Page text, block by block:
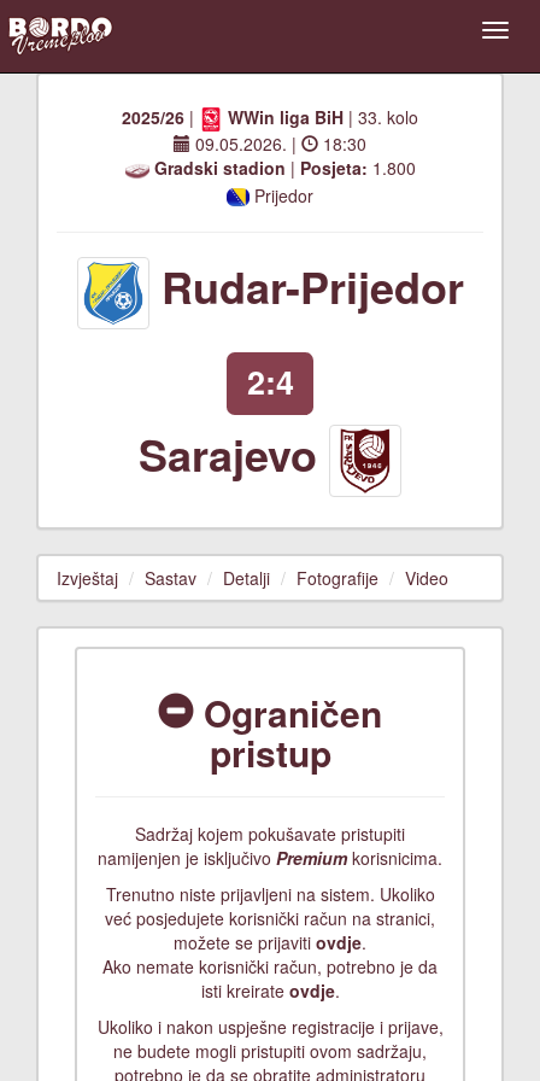
2025/26 | WWin liga BiH | 33. kolo
09.05.2026. |
18:30
Gradski stadion | Posjeta: 1.800
Prijedor
Rudar-Prijedor
2:4
Sarajevo
Izvještaj Sastav Detalji Fotografije Video
Ograničen
pristup
Sadržaj kojem pokušavate pristupiti
namijenjen je isključivo Premiumkorisnicima.
Trenutno niste prijavljeni na sistem. Ukoliko
već posjedujete korisnički račun na stranici,
možete se prijaviti ovdje.
Ako nemate korisnički račun, potrebno je da
isti kreirate ovdje.
Ukoliko i nakon uspješne registracije i prijave,
ne budete mogli pristupiti ovom sadržaju,
potrebno je da se obratite administratoru